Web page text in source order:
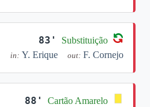
83' Substituição
in: Y. Erique out: F. Cornejo
88'
Cartão Amarelo